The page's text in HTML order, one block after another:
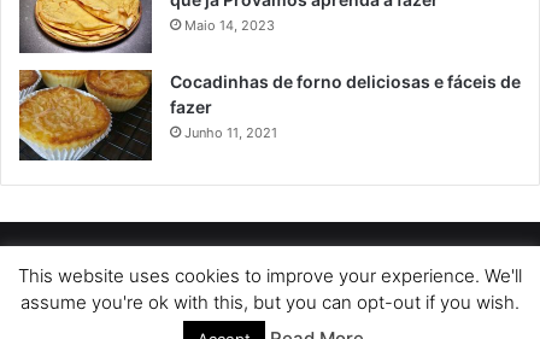
Maio 14, 2023
Cocadinhas de forno deliciosas e fáceis de
fazer
Junho 11, 2021
POLÍTICA DE PRIVACIDADE SOBRE NÓS
POLÍTICA DE COOKIES
TERMOS DE USO
This website uses cookies to improve your experience. We'll
assume you're ok with this, but you can opt-out if you wish.